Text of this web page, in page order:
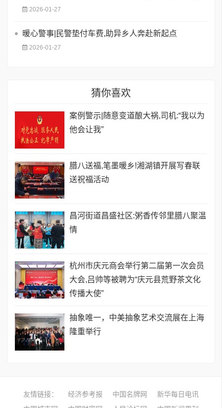
2026-01-27
暖心警事|民警垫付车费,助异乡人奔赴新起点
2026-01-27
猜你喜欢
案例警示|随意变道酿大祸,司机:“我以为
他会让我”
腊八送福,笔墨暖乡!湘湖镇开展写春联
送祝福活动
昌河街道昌盛社区:粥香传邻里腊八聚温
情
杭州市庆元商会举行第二届第一次会员
大会,吕帅等被聘为“庆元县荒野茶文化
传播大使”
抽象唯一，中美抽象艺术交流展在上海
隆重举行
友情链接： 经济参考报 中国名牌网
新华每日电讯